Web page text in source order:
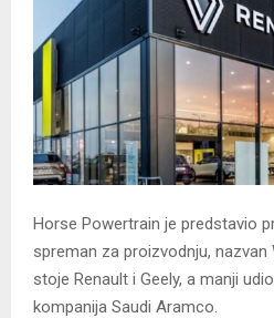
Horse Powertrain je predstavio
spreman za proizvodnju, nazvan
stoje Renault i Geely, a manji
kompanija Saudi Aramco.